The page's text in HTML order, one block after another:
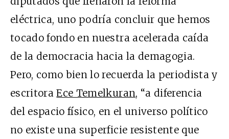
eléctrica, uno podría concluir que hemos
tocado fondo en nuestra acelerada caída
de la democracia hacia la demagogia.
Pero, como bien lo recuerda la periodista y
escritoraEce Temelkuran, “a diferencia
del espacio físico, en el universo político
no existe una superficie resistente que